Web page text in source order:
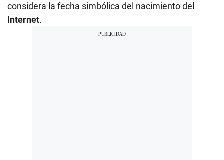
considera la fecha simbólica del nacimiento del
Internet.